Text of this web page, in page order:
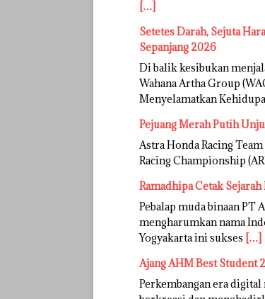
[…]
Setetes Darah, Sejuta
Sepanjang 2026
Di balik kesibukan
Wahana Artha Group
Menyelamatkan
Pejuang Merah Putih
Astra Honda Racing
Racing Championship
Ramadhipa Cetak
Pebalap muda binaan PT
mengharumkan nama
Yogyakarta ini sukses […]
Ajang AHM Best Student
Perkembangan era